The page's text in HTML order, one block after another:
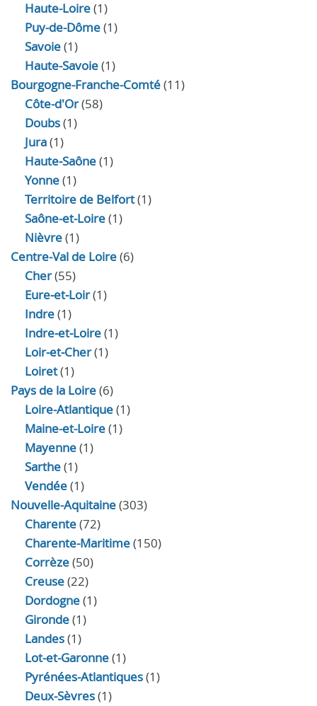
Haute-Loire(1)
Puy-de-Dôme(1)
Savoie(1)
Haute-Savoie(1)
Bourgogne-Franche-Comté(11)
Côte-d'Or(58)
Doubs(1)
Jura(1)
Haute‑Saône(1)
Yonne(1)
Territoire de Belfort(1)
Saône-et-Loire(1)
Nièvre(1)
Centre-Val de Loire(6)
Cher(55)
Eure‑et‑Loir(1)
Indre(1)
Indre‑et‑Loire(1)
Loir‑et‑Cher(1)
Loiret(1)
Pays de la Loire(6)
Loire-Atlantique(1)
Maine-et-Loire(1)
Mayenne(1)
Sarthe(1)
Vendée(1)
Nouvelle-Aquitaine(303)
Charente(72)
Charente-Maritime(150)
Corrèze(50)
Creuse(22)
Dordogne(1)
Gironde(1)
Landes(1)
Lot-et-Garonne(1)
Pyrénées-Atlantiques(1)
Deux-Sèvres(1)